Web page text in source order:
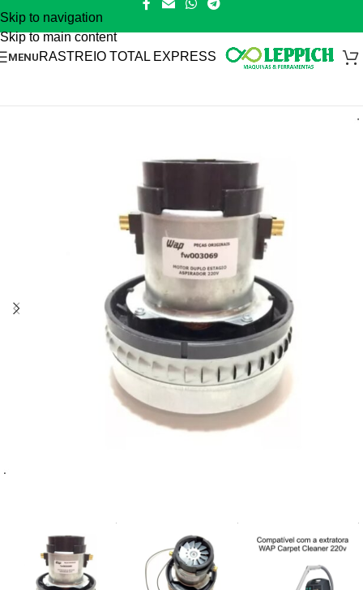
Skip to navigation
Skip to main content
MENU RASTREIO TOTAL EXPRESS